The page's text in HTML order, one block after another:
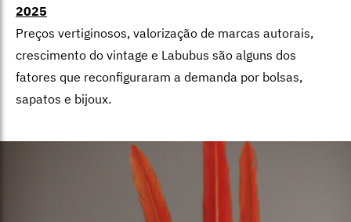
2025
Preços vertiginosos, valorização de marcas autorais,
crescimento do vintage e Labubus são alguns dos
fatores que reconfiguraram a demanda por bolsas,
sapatos e bijoux.